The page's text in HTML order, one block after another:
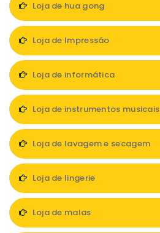
Loja de hua gong
Loja de Impressão
Loja de informática
Loja de instrumentos musicais
Loja de lavagem e secagem
Loja de lingerie
Loja de malas